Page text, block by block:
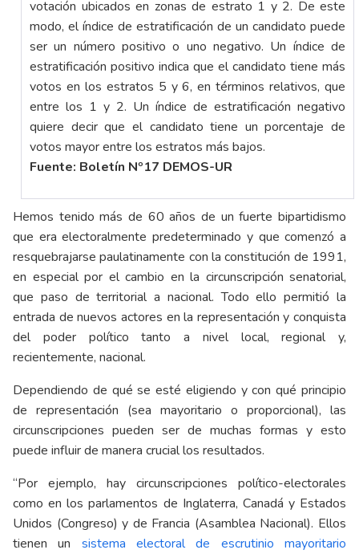
votación ubicados en zonas de estrato 1 y 2. De este
modo, el índice de estratificación de un candidato puede
ser un número positivo o uno negativo. Un índice de
estratificación positivo indica que el candidato tiene más
votos en los estratos 5 y 6, en términos relativos, que
entre los 1 y 2. Un índice de estratificación negativo
quiere decir que el candidato tiene un porcentaje de
votos mayor entre los estratos más bajos.
Fuente: Boletín Nº17 DEMOS-UR
Hemos tenido más de 60 años de un fuerte bipartidismo
que era electoralmente predeterminado y que comenzó a
resquebrajarse paulatinamente con la constitución de 1991,
en especial por el cambio en la circunscripción senatorial,
que paso de territorial a nacional. Todo ello permitió la
entrada de nuevos actores en la representación y conquista
del poder político tanto a nivel local, regional y,
recientemente, nacional.
Dependiendo de qué se esté eligiendo y con qué principio
de representación (sea mayoritario o proporcional), las
circunscripciones pueden ser de muchas formas y esto
puede influir de manera crucial los resultados.
“Por ejemplo, hay circunscripciones político-electorales
como en los parlamentos de Inglaterra, Canadá y Estados
Unidos (Congreso) y de Francia (Asamblea Nacional). Ellos
tienen un sistema electoral de escrutinio mayoritario